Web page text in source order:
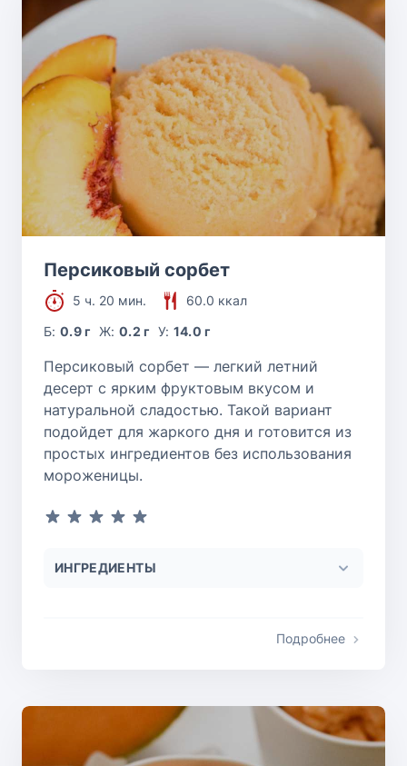
Персиковый сорбет
5 ч. 20 мин.
60.0 ккал
Б:0.9 г Ж: 0.2 г У: 14.0 г
Персиковый сорбет — легкий летний
десерт с ярким фруктовым вкусом и
натуральной сладостью. Такой вариант
подойдет для жаркого дня и готовится из
простых ингредиентов без использования
мороженицы.
ИНГРЕДИЕНТЫ
Подробнее